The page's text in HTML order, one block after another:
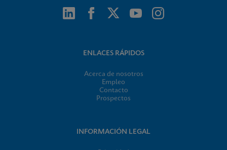
ENLACES RÁPIDOS
Acerca de nosotros
Empleo
Contacto
Prospectos
INFORMACIÓN LEGAL